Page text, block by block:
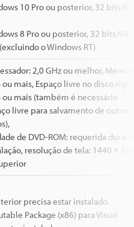
10 Pro ou posterior, 32 bits/64
8 Pro ou posterior, 32 bits/64
o Windows RT)
2,0 GHz ou melhor,
ou mais, Espaço livre no disco
ou mais (também é necessário
livre para salvamento de outros
de DVD-ROM: requerida
resolução de tela: 1440 ×
precisa estar instalado.
Package (x86) para Visual